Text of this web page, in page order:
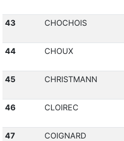
43 CHOCHOIS
44 CHOUX
45 CHRISTMANN
46 CLOIREC
47 COIGNARD